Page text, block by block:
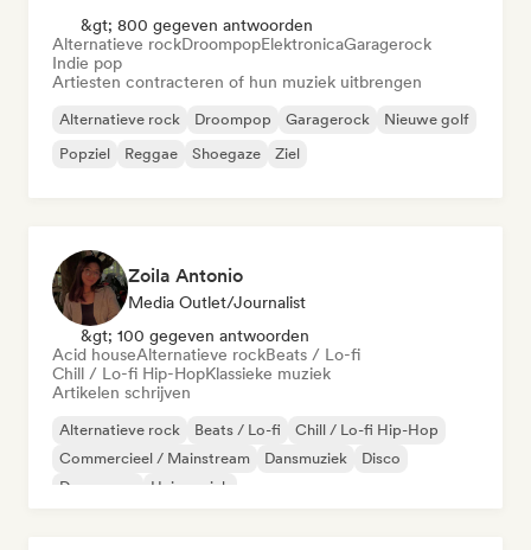
&gt; 800 gegeven antwoorden
Alternatieve rockDroompopElektronicaGaragerock
Indie pop
Artiesten contracteren of hun muziek uitbrengen
Alternatieve rock Droompop Garagerock
Nieuwe golf
Popziel
Reggae Shoegaze Ziel
Zoila Antonio
Media Outlet/Journalist
&gt; 100 gegeven antwoorden
Acid houseAlternatieve rockBeats / Lo-fi
Chill / Lo-fi Hip-HopKlassieke muziek
Artikelen schrijven
Alternatieve rock Beats / Lo-fi
Chill / Lo-fi Hip-Hop
Commercieel / Mainstream
Dansmuziek
Disco
Droompop
Huismuziek